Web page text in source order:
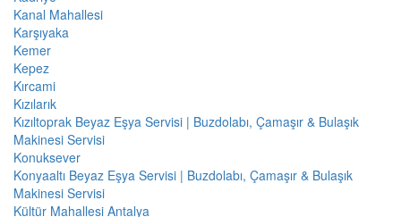
Kanal Mahallesi
Karşıyaka
Kemer
Kepez
Kırcami
Kızılarık
Kızıltoprak Beyaz Eşya Servisi | Buzdolabı, Çamaşır & Bulaşık
Makinesi Servisi
Konuksever
Konyaaltı Beyaz Eşya Servisi | Buzdolabı, Çamaşır & Bulaşık
Makinesi Servisi
Kültür Mahallesi Antalya